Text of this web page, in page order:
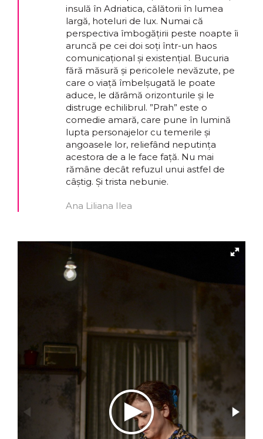
insulă în Adriatica, călătorii în lumea
largă, hoteluri de lux. Numai că
perspectiva îmbogățirii peste noapte îi
aruncă pe cei doi soți într-un haos
comunicațional și existențial. Bucuria
fără măsură și pericolele nevăzute, pe
care o viață îmbelșugată le poate
aduce, le dărâmă orizonturile și le
distruge echilibrul. ”Prah” este o
comedie amară, care pune în lumină
lupta personajelor cu temerile și
angoasele lor, reliefând neputința
acestora de a le face față. Nu mai
rămâne decât refuzul unui astfel de
câștig. Și trista nebunie.
Ana Liliana Ilea